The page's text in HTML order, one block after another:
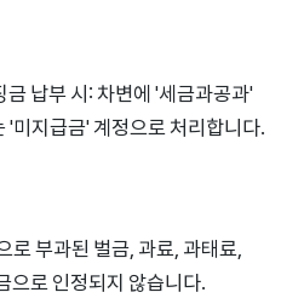
납부 시: 차변에 '세금과공과'
'미지급금' 계정으로 처리합니다.
로 부과된 벌금, 과료, 과태료,
으로 인정되지 않습니다.